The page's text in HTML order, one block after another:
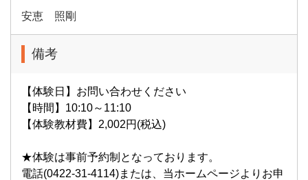
安恵 照剛
備考
【体験日】お問い合わせください
【時間】10:10～11:10
【体験教材費】2,002円(税込)
★体験は事前予約制となっております。
電話(0422-31-4114)または、当ホームページよりお申